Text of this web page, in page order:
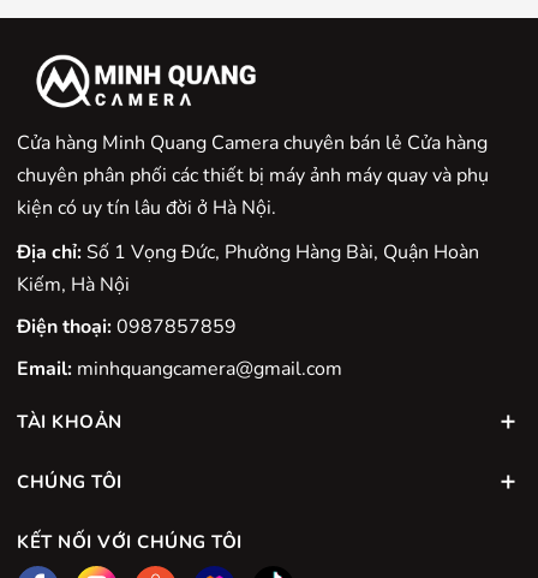
Cửa hàng Minh Quang Camera chuyên bán lẻ Cửa hàng
chuyên phân phối các thiết bị máy ảnh máy quay và phụ
kiện có uy tín lâu đời ở Hà Nội.
Địa chỉ:Số 1 Vọng Đức, Phường Hàng Bài, Quận Hoàn
Kiếm, Hà Nội
Điện thoại:0987857859
Email: minhquangcamera@gmail.com
TÀI KHOẢN
CHÚNG TÔI
KẾT NỐI VỚI CHÚNG TÔI